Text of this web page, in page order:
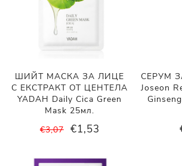
ШИЙТ МАСКА ЗА ЛИЦЕ
С ЕКСТРАКТ ОТ ЦЕНТЕЛА
YADAH Daily Cica Green
Mask 25мл.
€3,07 €1,53
СЕРУМ
Joseon